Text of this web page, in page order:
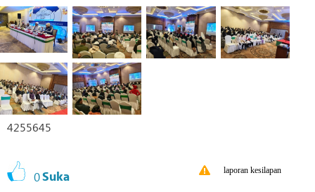
4255645
0Suka laporan kesilapan